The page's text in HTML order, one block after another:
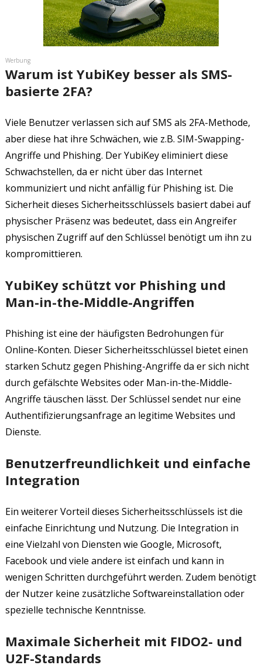
Werbung
Warum ist YubiKey besser als SMS-
basierte 2FA?
Viele Benutzer verlassen sich auf SMS als 2FA-Methode,
aber diese hat ihre Schwächen, wie z.B. SIM-Swapping-
Angriffe und Phishing. Der YubiKey eliminiert diese
Schwachstellen, da er nicht über das Internet
kommuniziert und nicht anfällig für Phishing ist. Die
Sicherheit dieses Sicherheitsschlüssels basiert dabei auf
physischer Präsenz was bedeutet, dass ein Angreifer
physischen Zugriff auf den Schlüssel benötigt um ihn zu
kompromittieren.
YubiKey schützt vor Phishing und
Man-in-the-Middle-Angriffen
Phishing ist eine der häufigsten Bedrohungen für
Online-Konten. Dieser Sicherheitsschlüssel bietet einen
starken Schutz gegen Phishing-Angriffe da er sich nicht
durch gefälschte Websites oder Man-in-the-Middle-
Angriffe täuschen lässt. Der Schlüssel sendet nur eine
Authentifizierungsanfrage an legitime Websites und
Dienste.
Benutzerfreundlichkeit und einfache
Integration
Ein weiterer Vorteil dieses Sicherheitsschlüssels ist die
einfache Einrichtung und Nutzung. Die Integration in
eine Vielzahl von Diensten wie Google, Microsoft,
Facebook und viele andere ist einfach und kann in
wenigen Schritten durchgeführt werden. Zudem benötigt
der Nutzer keine zusätzliche Softwareinstallation oder
spezielle technische Kenntnisse.
Maximale Sicherheit mit FIDO2- und
U2F-Standards